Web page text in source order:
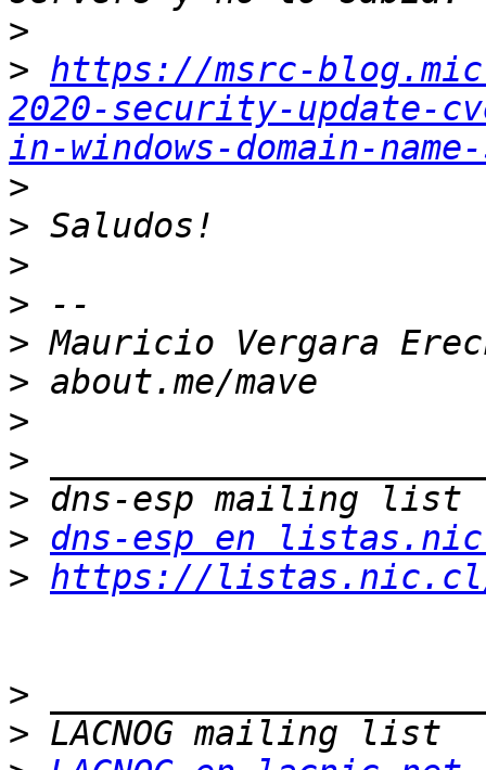
>
> https://msrc-
2020-security-update-
in-windows-domain-
>
>
>
>
>
>
>
>
>
> dns-esp en
> https://listas.nic.cl/
>
>